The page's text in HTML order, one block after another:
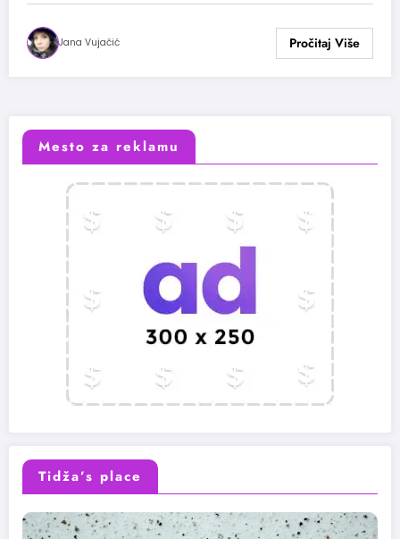
Jana Vujačić
Mesto za reklamu
Tidža’s place